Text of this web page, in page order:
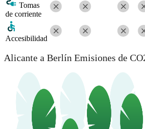
Tomas
de corriente
Accesibilidad
Alicante a Berlín Emisiones de